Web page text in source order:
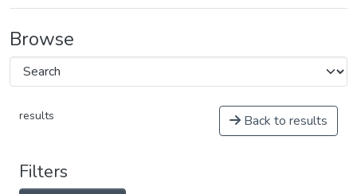
Browse
results Back to results
Filters